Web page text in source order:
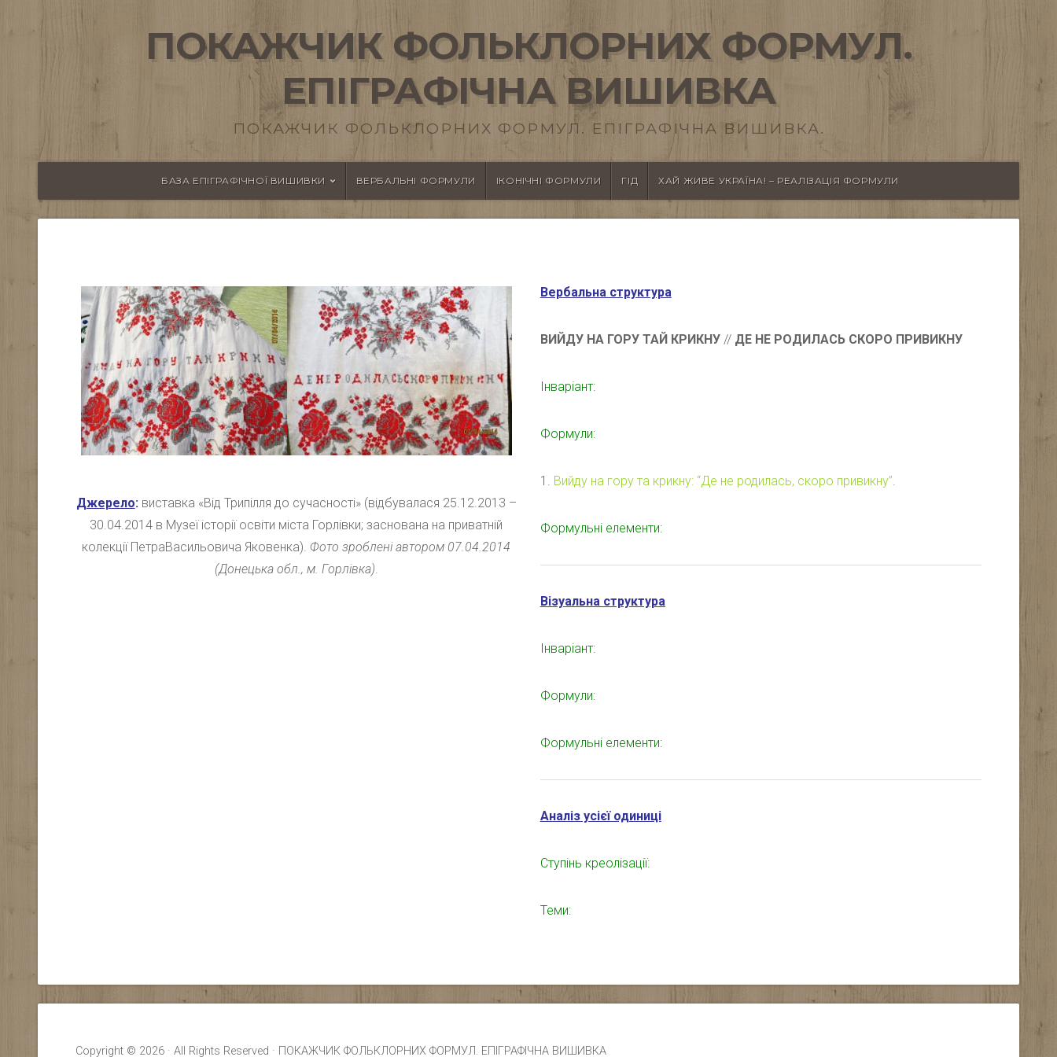
ПОКАЖЧИК ФОЛЬКЛОРНИХ ФОРМУЛ.
ЕПІГРАФІЧНА ВИШИВКА
ПОКАЖЧИК ФОЛЬКЛОРНИХ ФОРМУЛ. ЕПІГРАФІЧНА ВИШИВКА.
БАЗА ЕПІГРАФІЧНОЇ ВИШИВКИ ВЕРБАЛЬНІ ФОРМУЛИ ІКОНІЧНІ ФОРМУЛИ ГІД ХАЙ ЖИВЕ УКРАЇНА! – РЕАЛІЗАЦІЯ ФОРМУЛИ
Джерело:виставка «Від Трипілля до сучасності» (відбувалася 25.12.2013 –
30.04.2014 в Музеї історії освіти міста Горлівки; заснована на приватній
колекції ПетраВасильовича Яковенка). Фото зробленіавтором 07.04.2014
(Донецька обл., м. Горлівка).
Вербальна структура
ВИЙДУ НА ГОРУ ТАЙ КРИКНУ// ДЕ НЕ РОДИЛАСЬ СКОРО ПРИВИКНУ
Інваріант:
Формули:
1. Вийду на гору та крикну: “Де не родилась, скоро привикну”.
Формульні елементи:
Візуальна структура
Інваріант:
Формули:
Формульні елементи:
Аналіз усієї одиниці
Ступінь креолізації:
Теми:
Copyright © 2026 · All Rights Reserved · ПОКАЖЧИК ФОЛЬКЛОРНИХ ФОРМУЛ. ЕПІГРАФІЧНА ВИШИВКА